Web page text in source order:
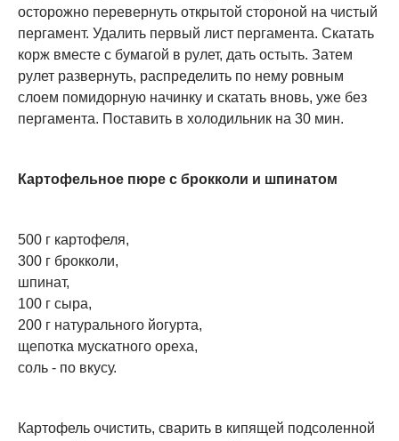
осторожно перевернуть открытой стороной на чистый
пергамент. Удалить первый лист пергамента. Скатать
корж вместе с бумагой в рулет, дать остыть. Затем
рулет развернуть, распределить по нему ровным
слоем помидорную начинку и скатать вновь, уже без
пергамента. Поставить в холодильник на 30 мин.
Картофельное пюре с брокколи и шпинатом
500 г картофеля,
300 г брокколи,
шпинат,
100 г сыра,
200 г натурального йогурта,
щепотка мускатного ореха,
соль - по вкусу.
Картофель очистить, сварить в кипящей подсоленной